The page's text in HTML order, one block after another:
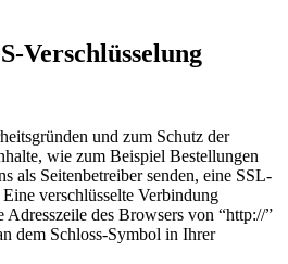
Verschlüsselung
und zum Schutz der
wie zum Beispiel Bestellungen
als Seitenbetreiber senden, eine SSL-
verschlüsselte Verbindung
Adresszeile des Browsers von “http://”
dem Schloss-Symbol in Ihrer